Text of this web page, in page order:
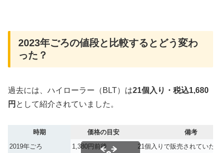
2023年ごろの値段と比較するとどう変わ
った？
過去には、ハイローラー（BLT）は21個入り・税込1,680
円 として紹介されていました。
時期 価格の目安
備考
2019年ごろ
1,380円前後
21個入りで販売されていた